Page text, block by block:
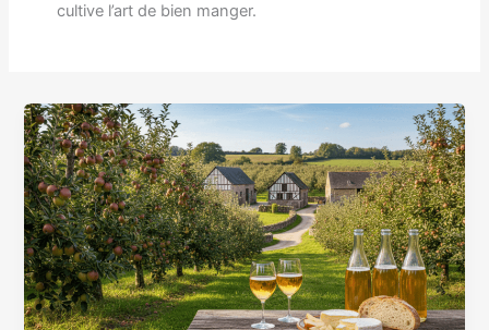
cultive l’art de bien manger.